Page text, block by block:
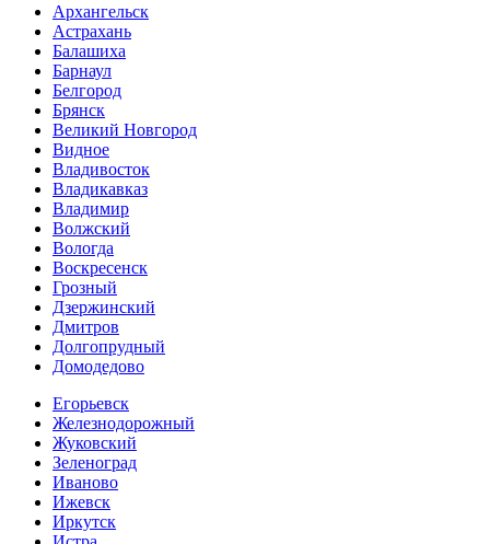
Архангельск
Астрахань
Балашиха
Барнаул
Белгород
Брянск
Великий Новгород
Видное
Владивосток
Владикавказ
Владимир
Волжский
Вологда
Воскресенск
Грозный
Дзержинский
Дмитров
Долгопрудный
Домодедово
Егорьевск
Железнодорожный
Жуковский
Зеленоград
Иваново
Ижевск
Иркутск